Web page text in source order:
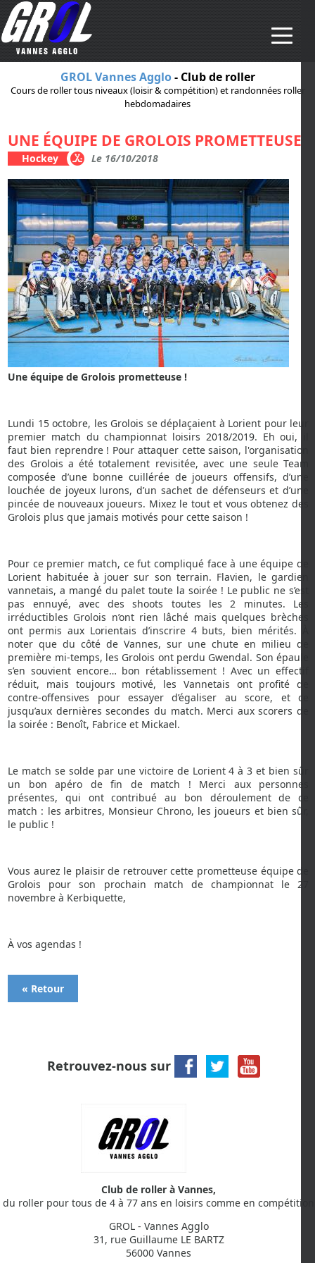
Aller au contenu principal
GROL Vannes Agglo- Club de roller
Cours de roller tous niveaux (loisir & compétition) et randonnées roller
hebdomadaires
UNE ÉQUIPE DE GROLOIS PROMETTEUSE
Hockey Le 16/10/2018
Une équipe de Grolois prometteuse !
Lundi 15 octobre, les Grolois se déplaçaient à Lorient pour leur
premier match du championnat loisirs 2018/2019. Eh oui, il
faut bien reprendre ! Pour attaquer cette saison, l'organisation
des Grolois a été totalement revisitée, avec une seule Team
composée d’une bonne cuillérée de joueurs offensifs, d’une
louchée de joyeux lurons, d’un sachet de défenseurs et d’une
pincée de nouveaux joueurs. Mixez le tout et vous obtenez des
Grolois plus que jamais motivés pour cette saison !
Pour ce premier match, ce fut compliqué face à une équipe de
Lorient habituée à jouer sur son terrain. Flavien, le gardien
vannetais, a mangé du palet toute la soirée ! Le public ne s’est
pas ennuyé, avec des shoots toutes les 2 minutes. Les
irréductibles Grolois n’ont rien lâché mais quelques brèches
ont permis aux Lorientais d’inscrire 4 buts, bien mérités. À
noter que du côté de Vannes, sur une chute en milieu de
première mi-temps, les Grolois ont perdu Gwendal. Son épaule
s’en souvient encore… bon rétablissement ! Avec un effectif
réduit, mais toujours motivé, les Vannetais ont profité de
contre-offensives pour essayer d’égaliser au score, et ce
jusqu’aux dernières secondes du match. Merci aux scorers de
la soirée : Benoît, Fabrice et Mickael.
Le match se solde par une victoire de Lorient 4 à 3 et bien sûr
un bon apéro de fin de match ! Merci aux personnes
présentes, qui ont contribué au bon déroulement de ce
match : les arbitres, Monsieur Chrono, les joueurs et bien sûr,
le public !
Vous aurez le plaisir de retrouver cette prometteuse équipe de
Grolois pour son prochain match de championnat le 27
novembre à Kerbiquette,
À vos agendas !
« Retour
Retrouvez-nous sur
Club de roller à Vannes,
du roller pour tous de 4 à 77 ans en loisirs comme en compétition
GROL - Vannes Agglo
31, rue Guillaume LE BARTZ
56000 Vannes